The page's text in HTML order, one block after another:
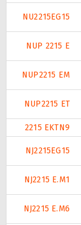
NU2215EG15
NUP 2215 E
NUP2215 EM
NUP2215 ET
2215 EKTN9
NJ2215EG15
NJ2215 E.M1
NJ2215 E.M6